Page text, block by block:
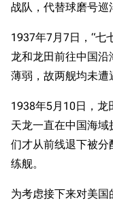
战队，代替球磨号巡
1937年7月7日，“七
龙和龙田前往中国
薄弱，故两舰均未遭
1938年5月10日，龙
天龙一直在中国海
们才从前线退下被分
练舰。
为考虑接下来对美